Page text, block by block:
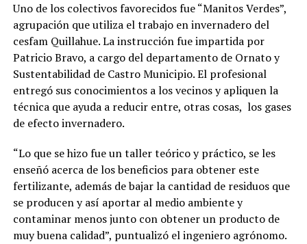
Uno de los colectivos favorecidos fue “Manitos Verdes”,
agrupación que utiliza el trabajo en invernadero del
cesfam Quillahue. La instrucción fue impartida por
Patricio Bravo, a cargo del departamento de Ornato y
Sustentabilidad de Castro Municipio. El profesional
entregó sus conocimientos a los vecinos y apliquen la
técnica que ayuda a reducir entre, otras cosas, los gases
de efecto invernadero.
“Lo que se hizo fue un taller teórico y práctico, se les
enseñó acerca de los beneficios para obtener este
fertilizante, además de bajar la cantidad de residuos que
se producen y así aportar al medio ambiente y
contaminar menos junto con obtener un producto de
muy buena calidad”, puntualizó el ingeniero agrónomo.